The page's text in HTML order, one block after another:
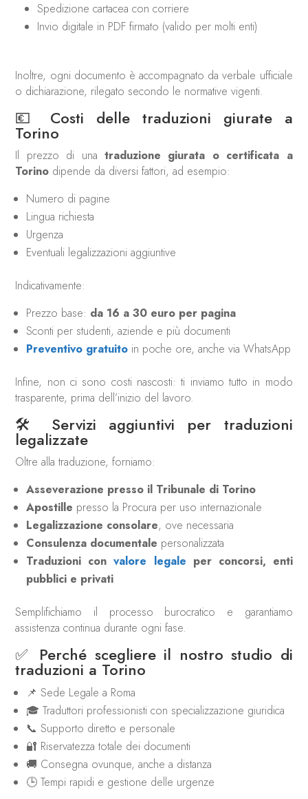
Spedizione cartacea con corriere
Invio digitale in PDF firmato (valido per molti enti)
Inoltre, ogni documento è accompagnato da verbale ufficiale
o dichiarazione, rilegato secondo le normative vigenti.
💶 Costi delle traduzioni giurate a
Torino
Il prezzo di una traduzione giurata o certificata a
Torino dipende da diversi fattori, ad esempio:
Numero di pagine
Lingua richiesta
Urgenza
Eventuali legalizzazioni aggiuntive
Indicativamente:
Prezzo base: da 16 a 30 euro per pagina
Sconti per studenti, aziende e più documenti
Preventivo gratuito in poche ore, anche via WhatsApp
Infine, non ci sono costi nascosti: ti inviamo tutto in modo
trasparente, prima dell’inizio del lavoro.
🛠 Servizi aggiuntivi per traduzioni
legalizzate
Oltre alla traduzione, forniamo:
Asseverazione presso il Tribunale di Torino
Apostille presso la Procura per uso internazionale
Legalizzazione consolare, ove necessaria
Consulenza documentale personalizzata
Traduzioni convalore legale per concorsi, enti
pubblici e privati
Semplifichiamo il processo burocratico e garantiamo
assistenza continua durante ogni fase.
✅ Perché scegliere il nostro studio di
traduzioni a Torino
📌 Sede Legale a Roma
🎓 Traduttori professionisti con specializzazione giuridica
📞 Supporto diretto e personale
🔐 Riservatezza totale dei documenti
🚚 Consegna ovunque, anche a distanza
🕒 Tempi rapidi e gestione delle urgenze